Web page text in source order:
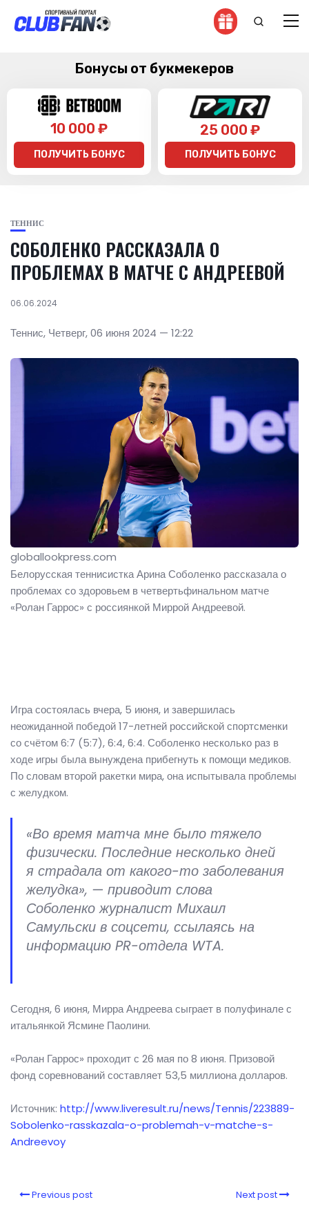
Бонусы от букмекеров
10 000 ₽
ПОЛУЧИТЬ БОНУС
25 000 ₽
ПОЛУЧИТЬ БОНУС
ТЕННИС
СОБОЛЕНКО РАССКАЗАЛА О
ПРОБЛЕМАХ В МАТЧЕ С АНДРЕЕВОЙ
06.06.2024
Теннис, Четверг, 06 июня 2024 — 12:22
globallookpress.com
Белорусская теннисистка Арина Соболенко рассказала о
проблемах со здоровьем в четвертьфинальном матче
«Ролан Гаррос» с россиянкой Миррой Андреевой.
Игра состоялась вчера, 5 июня, и завершилась
неожиданной победой 17-летней российской спортсменки
со счётом 6:7 (5:7), 6:4, 6:4. Соболенко несколько раз в
ходе игры была вынуждена прибегнуть к помощи медиков.
По словам второй ракетки мира, она испытывала проблемы
с желудком.
«Во время матча мне было тяжело
физически. Последние несколько дней
я страдала от какого-то заболевания
желудка», — приводит слова
Соболенко журналист Михаил
Самульски в соцсети, ссылаясь на
информацию PR-отдела WTA.
Сегодня, 6 июня, Мирра Андреева сыграет в полуфинале с
итальянкой Ясмине Паолини.
«Ролан Гаррос» проходит с 26 мая по 8 июня. Призовой
фонд соревнований составляет 53,5 миллиона долларов.
Источник: http://www.liveresult.ru/news/Tennis/223889-
Sobolenko-rasskazala-o-problemah-v-matche-s-
Andreevoy
Previous post Next post